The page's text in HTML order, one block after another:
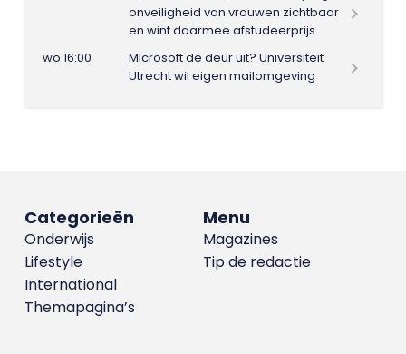
onveiligheid van vrouwen zichtbaar
en wint daarmee afstudeerprijs
wo 16:00
Microsoft de deur uit? Universiteit
Utrecht wil eigen mailomgeving
Menu
Magazines
Tip de redactie
Categorieën
Onderwijs
Lifestyle
International
Themapagina’s